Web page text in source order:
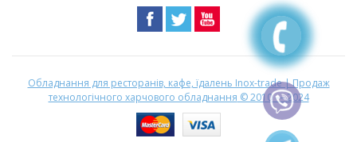
Обладнання для ресторанів, кафе, їдалень Inox-trade | Продаж
технологічного харчового обладнання © 2010 — 2024